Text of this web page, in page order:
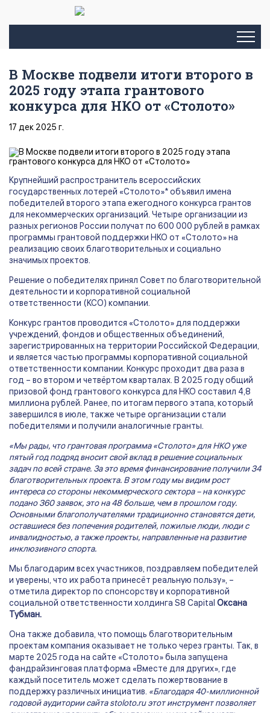
В Москве подвели итоги второго в
2025 году этапа грантового
конкурса для НКО от «Столото»
17 дек 2025 г.
Крупнейший распространитель всероссийских
государственных лотерей «Столото»* объявил имена
победителей второго этапа ежегодного конкурса грантов
для некоммерческих организаций. Четыре организации из
разных регионов России получат по 600 000 рублей в рамках
программы грантовой поддержки НКО от «Столото» на
реализацию своих благотворительных и социально
значимых проектов.
Решение о победителях принял Совет по благотворительной
деятельности и корпоративной социальной
ответственности (КСО) компании.
Конкурс грантов проводится «Столото» для поддержки
учреждений, фондов и общественных объединений,
зарегистрированных на территории Российской Федерации,
и является частью программы корпоративной социальной
ответственности компании. Конкурс проходит два раза в
год – во втором и четвёртом кварталах. В 2025 году общий
призовой фонд грантового конкурса для НКО составил 4,8
миллиона рублей. Ранее, по итогам первого этапа, который
завершился в июле, также четыре организации стали
победителями и получили аналогичные гранты.
«Мы рады, что грантовая программа «Столото» для НКО уже
пятый год подряд вносит свой вклад в решение социальных
задач по всей стране. За это время финансирование получили 34
благотворительных проекта. В этом году мы видим рост
интереса со стороны некоммерческого сектора – на конкурс
подано 360 заявок, это на 48 больше, чем в прошлом году.
Основными благополучателями традиционно становятся дети,
оставшиеся без попечения родителей, пожилые люди, люди с
инвалидностью, а также проекты, направленные на развитие
инклюзивного спорта.
Мы благодарим всех участников, поздравляем победителей
и уверены, что их работа принесёт реальную пользу», –
отметила директор по спонсорству и корпоративной
социальной ответственности холдинга S8 Capital Оксана
Тубман.
Она также добавила, что помощь благотворительным
проектам компания оказывает не только через гранты. Так, в
марте 2025 года на сайте «Столото» была запущена
фандрайзинговая платформа «Вместе для других», где
каждый посетитель может сделать пожертвование в
поддержку различных инициатив. «Благодаря 40-миллионной
годовой аудитории сайта stoloto.ru этот инструмент позволяет